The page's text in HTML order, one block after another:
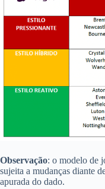
Observação: o modelo de
sujeita a mudanças diante
apurada do dado.